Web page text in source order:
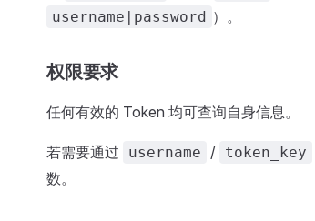
username|password ）。
权限要求
任何有效的 Token 均可查询自身信息。
若需要通过 username / token_key
数。